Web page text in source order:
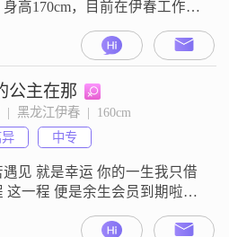
身高170cm，目前在伊春工作
间，学历是中专##3002##我性
重可靠，对待事情总是认真负
喜欢半途而废##3002##平时
欢开玩笑，我觉得幽默是生活
要的一部分，能让人心情愉
我在处理问题时比较自
公主在那
|  黑龙江伊春  |  160cm
中专
遇见 就是幸运 你的一生我只借
这一程 便是余生会员到期啦，